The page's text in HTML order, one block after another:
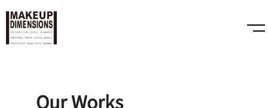
Our Works